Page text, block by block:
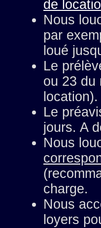
de
Nous
par
loué
Le
ou 23 du
location).
Le
jours. A
Nous
charge.
Nous
loyers